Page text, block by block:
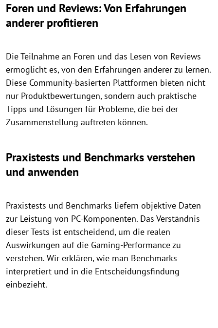
Foren und Reviews: Von Erfahrungen
anderer profitieren
Die Teilnahme an Foren und das Lesen von Reviews
ermöglicht es, von den Erfahrungen anderer zu lernen.
Diese Community-basierten Plattformen bieten nicht
nur Produktbewertungen, sondern auch praktische
Tipps und Lösungen für Probleme, die bei der
Zusammenstellung auftreten können.
Praxistests und Benchmarks verstehen
und anwenden
Praxistests und Benchmarks liefern objektive Daten
zur Leistung von PC-Komponenten. Das Verständnis
dieser Tests ist entscheidend, um die realen
Auswirkungen auf die Gaming-Performance zu
verstehen. Wir erklären, wie man Benchmarks
interpretiert und in die Entscheidungsfindung
einbezieht.